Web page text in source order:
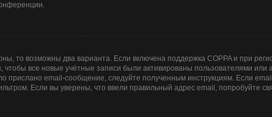
то возможны два варианта. Если включена поддержка COPPA и при
все новые учётные записи были активированы пользователями или
прислано email-сообщение, следуйте полученным инструкциям. Если
Если вы уверены, что ввели правильный адрес email, попробуйте